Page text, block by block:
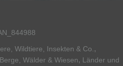
Wildtiere, Insekten & Co.,
Wälder & Wiesen, Länder und